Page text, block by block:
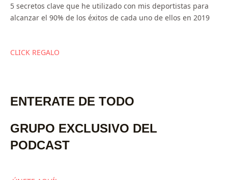
5 secretos clave que he utilizado con mis deportistas para
alcanzar el 90% de los éxitos de cada uno de ellos en 2019
CLICK REGALO
ENTERATE DE TODO
GRUPO EXCLUSIVO DEL
PODCAST